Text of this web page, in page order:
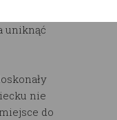
uniknąć
nie
do